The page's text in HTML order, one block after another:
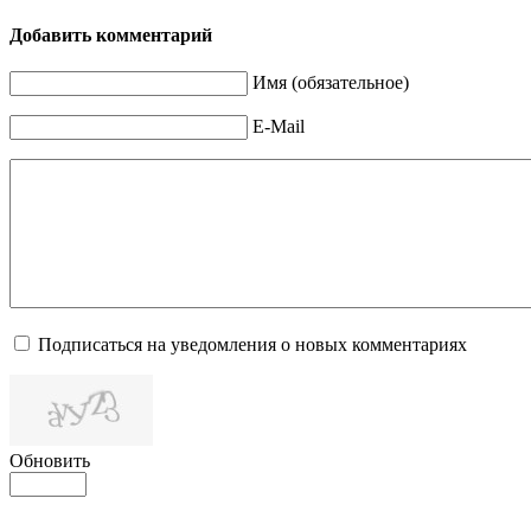
Добавить комментарий
Имя (обязательное)
E-Mail
Подписаться на уведомления о новых комментариях
Обновить